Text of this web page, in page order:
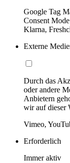
Google Tag
Consent
Klarna,
Externe
Durch das
oder andere
Anbietern
wir auf dieser
Vimeo,
Erforderlich
Immer aktiv